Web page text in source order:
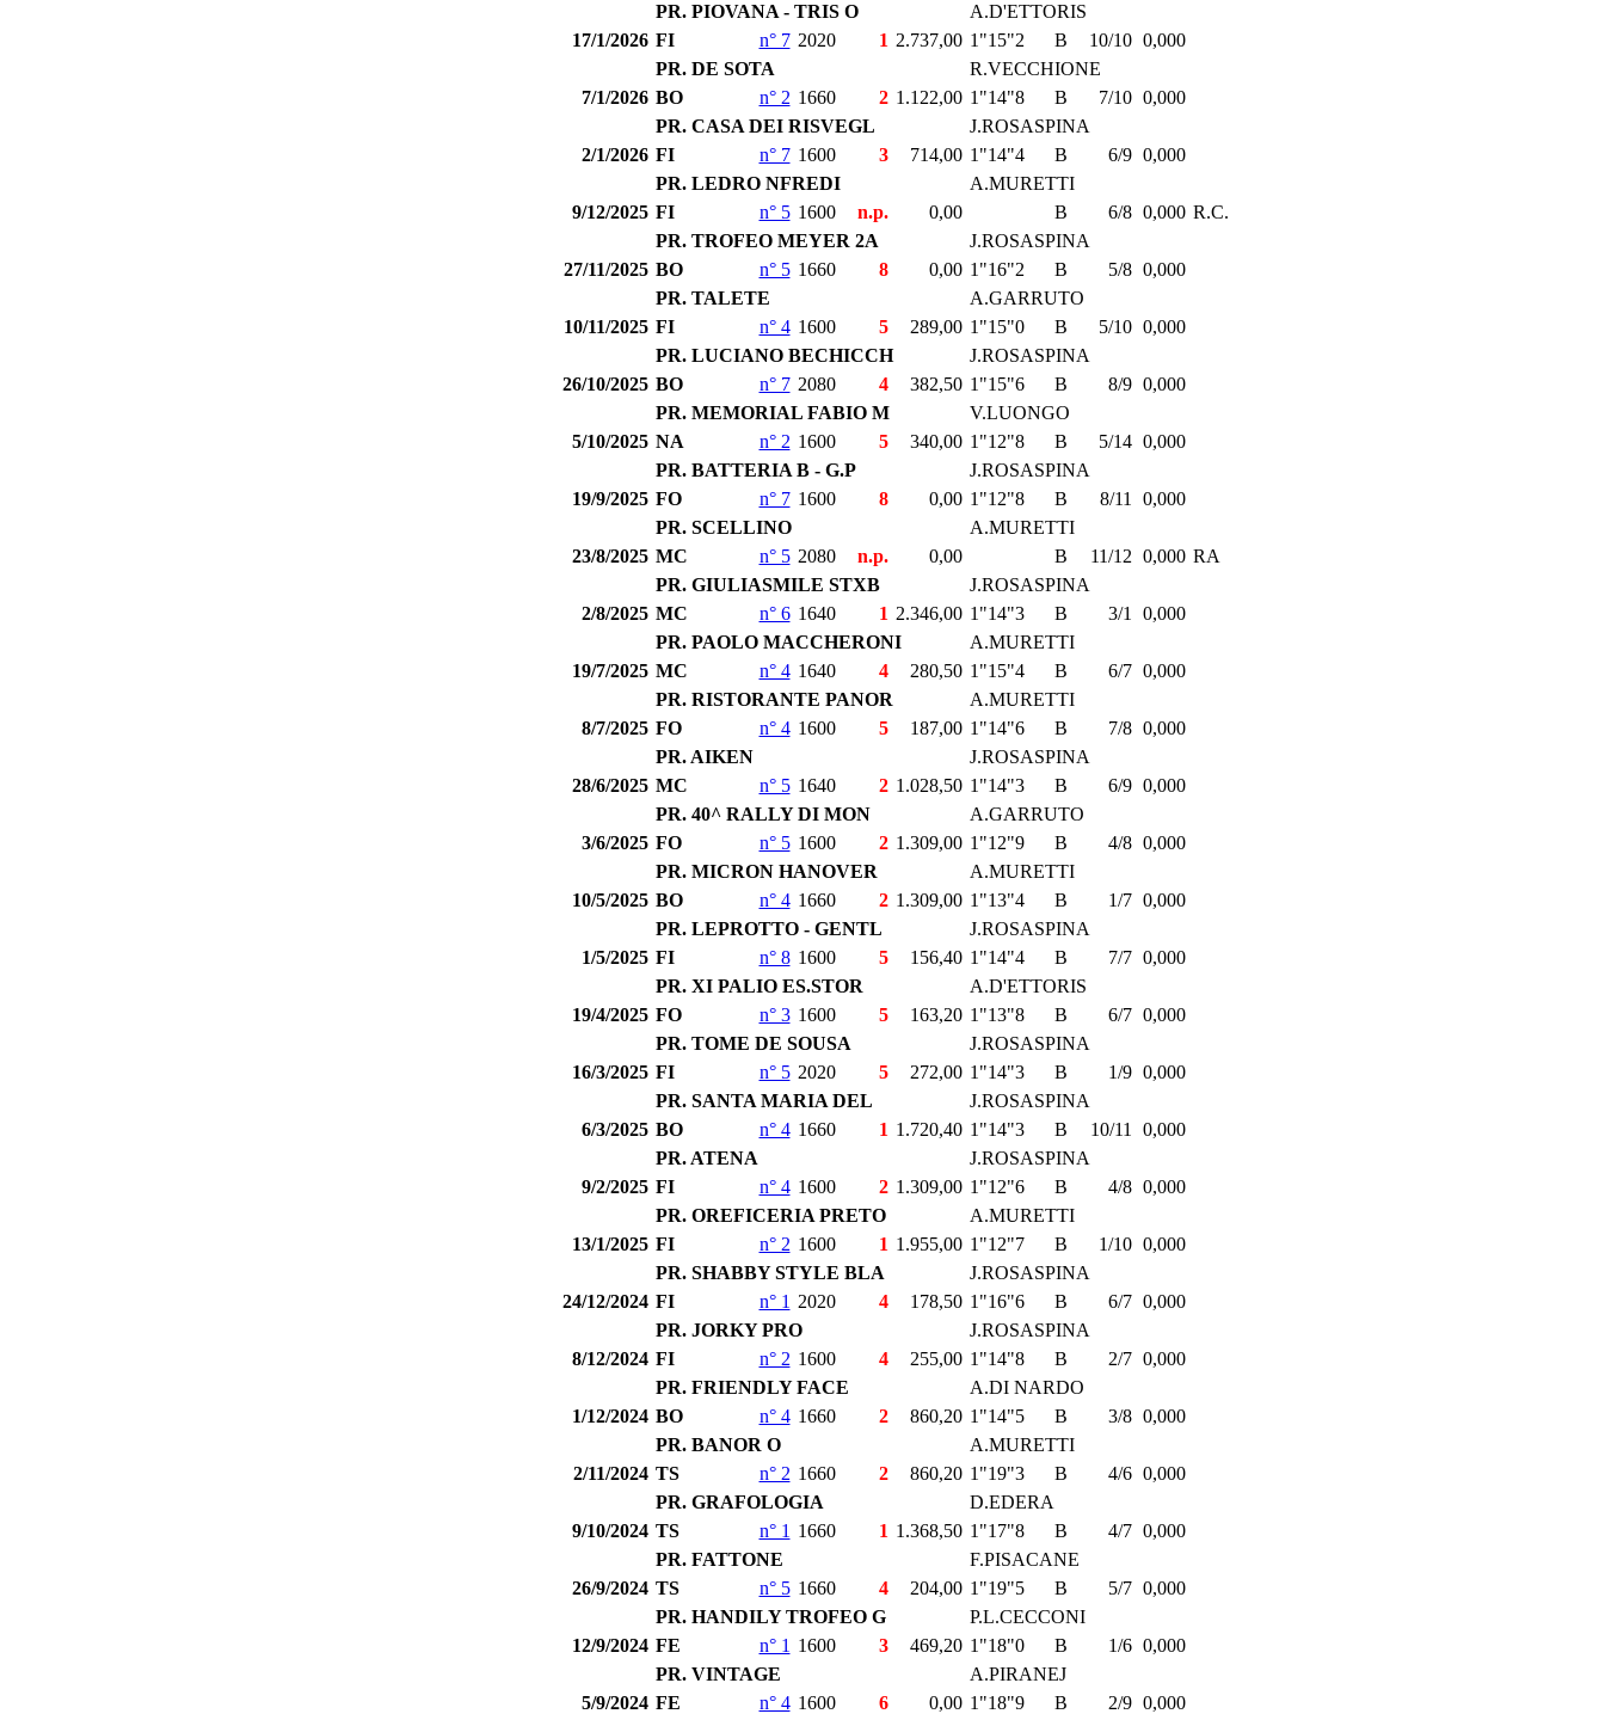
PR. PIOVANA - TRIS O
A.D'ETTORIS
17/1/2026 FI n° 7 2020 1 2.737,00 1"15"2 B 10/10 0,000
PR. DE SOTA
R.VECCHIONE
7/1/2026 BO n° 2 1660 2 1.122,00 1"14"8 B 7/10 0,000
PR. CASA DEI RISVEGL
J.ROSASPINA
2/1/2026 FI n° 7 1600 3 714,00 1"14"4 B 6/9 0,000
PR. LEDRO NFREDI
A.MURETTI
9/12/2025 FI n° 5 1600 n.p. 0,00 B 6/8 0,000 R.C.
PR. TROFEO MEYER 2A
J.ROSASPINA
27/11/2025 BO n° 5 1660 8 0,00 1"16"2 B 5/8 0,000
PR. TALETE
A.GARRUTO
10/11/2025 FI n° 4 1600 5 289,00 1"15"0 B 5/10 0,000
PR. LUCIANO BECHICCH
J.ROSASPINA
26/10/2025 BO n° 7 2080 4 382,50 1"15"6 B 8/9 0,000
PR. MEMORIAL FABIO M
V.LUONGO
5/10/2025 NA n° 2 1600 5 340,00 1"12"8 B 5/14 0,000
PR. BATTERIA B - G.P
J.ROSASPINA
19/9/2025 FO n° 7 1600 8 0,00 1"12"8 B 8/11
0,000
PR. SCELLINO
A.MURETTI
23/8/2025 MC n° 5 2080 n.p. 0,00 B 11/12 0,000 RA
PR. GIULIASMILE STXB
J.ROSASPINA
2/8/2025 MC n° 6 1640 1 2.346,00 1"14"3 B 3/1
0,000
PR. PAOLO MACCHERONI
A.MURETTI
19/7/2025 MC n° 4 1640 4 280,50 1"15"4 B 6/7 0,000
PR. RISTORANTE PANOR
A.MURETTI
8/7/2025 FO n° 4 1600 5 187,00 1"14"6 B 7/8 0,000
PR. AIKEN
J.ROSASPINA
28/6/2025 MC n° 5 1640 2 1.028,50 1"14"3 B 6/9 0,000
PR. 40^ RALLY DI MON
A.GARRUTO
3/6/2025 FO n° 5 1600 2 1.309,00 1"12"9 B 4/8 0,000
PR. MICRON HANOVER
A.MURETTI
10/5/2025 BO n° 4 1660 2 1.309,00 1"13"4 B 1/7 0,000
PR. LEPROTTO - GENTL
J.ROSASPINA
1/5/2025 FI n° 8 1600 5 156,40 1"14"4 B 7/7 0,000
PR. XI PALIO ES.STOR
A.D'ETTORIS
19/4/2025 FO n° 3 1600 5 163,20 1"13"8 B 6/7 0,000
PR. TOME DE SOUSA
J.ROSASPINA
16/3/2025 FI n° 5 2020 5 272,00 1"14"3 B 1/9 0,000
PR. SANTA MARIA DEL
J.ROSASPINA
6/3/2025 BO n° 4 1660 1 1.720,40 1"14"3 B 10/11
0,000
PR. ATENA
J.ROSASPINA
9/2/2025 FI n° 4 1600 2 1.309,00 1"12"6 B 4/8 0,000
PR. OREFICERIA PRETO
A.MURETTI
13/1/2025 FI n° 2 1600 1 1.955,00 1"12"7 B 1/10 0,000
PR. SHABBY STYLE BLA
J.ROSASPINA
24/12/2024 FI n° 1 2020 4 178,50 1"16"6 B 6/7 0,000
PR. JORKY PRO
J.ROSASPINA
8/12/2024 FI n° 2 1600 4 255,00 1"14"8 B 2/7 0,000
PR. FRIENDLY FACE
A.DI NARDO
1/12/2024 BO n° 4 1660 2 860,20 1"14"5 B 3/8 0,000
PR. BANOR O
A.MURETTI
2/11/2024 TS n° 2 1660 2 860,20 1"19"3 B 4/6 0,000
PR. GRAFOLOGIA
D.EDERA
9/10/2024 TS n° 1 1660 1 1.368,50 1"17"8 B 4/7 0,000
PR. FATTONE
F.PISACANE
26/9/2024 TS n° 5 1660 4 204,00 1"19"5 B 5/7 0,000
PR. HANDILY TROFEO G
P.L.CECCONI
12/9/2024 FE n° 1 1600 3 469,20 1"18"0 B 1/6 0,000
PR. VINTAGE
A.PIRANEJ
5/9/2024 FE n° 4 1600 6 0,00 1"18"9 B 2/9 0,000